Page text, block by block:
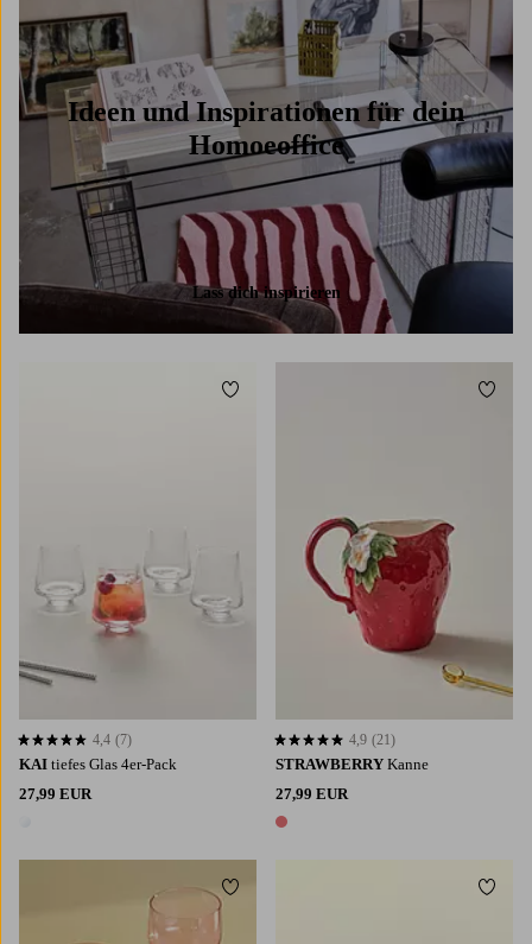
Ideen und Inspirationen für dein
Homoeoffice
Lass dich inspirieren
KAI tiefes Glas 4er-Pack
27,99 EUR
4,4 basierend auf 7 Bewertungen
4,4 (7)
Zu Favoriten hinzufügen
STRAWBERRY Kanne
27,99 EUR
1 Farbe
4,9 basierend auf 21 Bewertungen
4,9 (21)
Zu
Zu Favoriten hinzufügen Zu